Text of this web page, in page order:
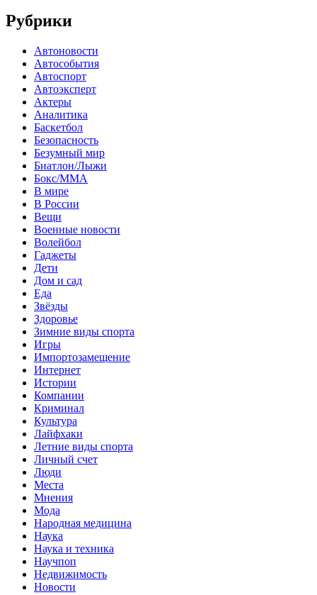
Рубрики
Автоновости
Автособытия
Автоспорт
Автоэксперт
Актеры
Аналитика
Баскетбол
Безопасность
Безумный мир
Биатлон/Лыжи
Бокс/MMA
В мире
В России
Вещи
Военные новости
Волейбол
Гаджеты
Дети
Дом и сад
Еда
Звёзды
Здоровье
Зимние виды спорта
Игры
Импортозамещение
Интернет
Истории
Компании
Криминал
Культура
Лайфхаки
Летние виды спорта
Личный счет
Люди
Места
Мнения
Мода
Народная медицина
Наука
Наука и техника
Научпоп
Недвижимость
Новости